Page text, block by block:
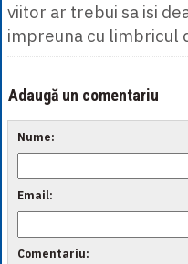
viitor ar trebui sa isi
impreuna cu limbricul
Adaugă un comentariu
Nume:
Email:
Comentariu: